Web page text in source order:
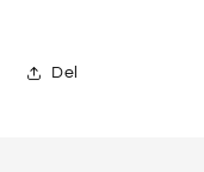
Del